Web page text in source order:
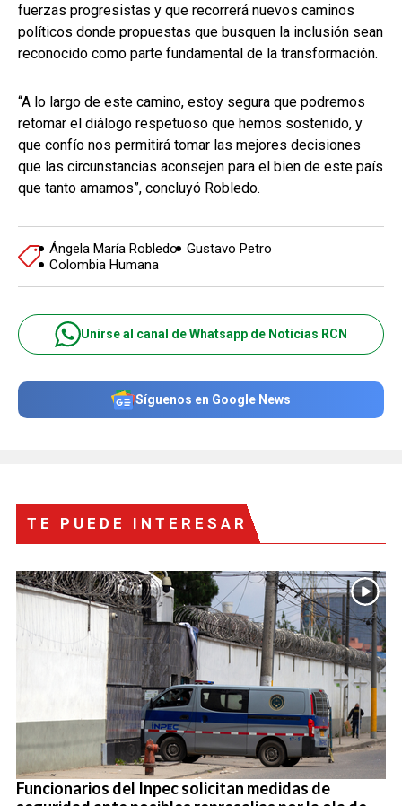
fuerzas progresistas y que recorrerá nuevos caminos
políticos donde propuestas que busquen la inclusión sean
reconocido como parte fundamental de la transformación.
“A lo largo de este camino, estoy segura que podremos
retomar el diálogo respetuoso que hemos sostenido, y
que confío nos permitirá tomar las mejores decisiones
que las circunstancias aconsejen para el bien de este país
que tanto amamos”, concluyó Robledo.
Ángela María Robledo Gustavo Petro
Colombia Humana
Unirse al canal de Whatsapp de Noticias RCN
Síguenos en Google News
TE PUEDE INTERESAR
Funcionarios del Inpec solicitan medidas de